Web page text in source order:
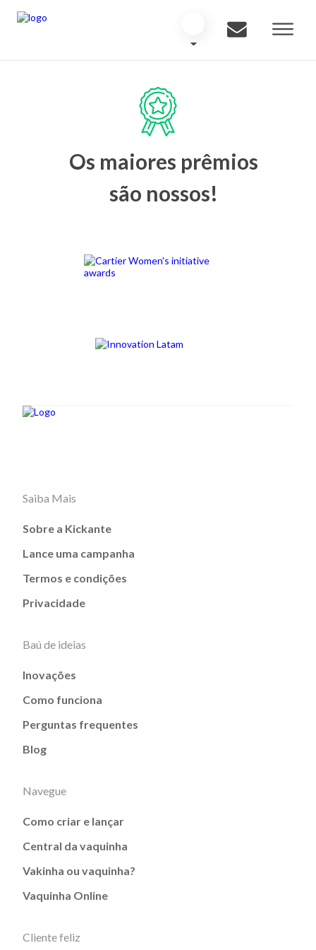
Os maiores prêmios
são nossos!
Saiba Mais
Sobre a Kickante
Lance uma campanha
Termos e condições
Privacidade
Baú de ideias
Inovações
Como funciona
Perguntas frequentes
Blog
Navegue
Como criar e lançar
Central da vaquinha
Vakinha ou vaquinha?
Vaquinha Online
Cliente feliz